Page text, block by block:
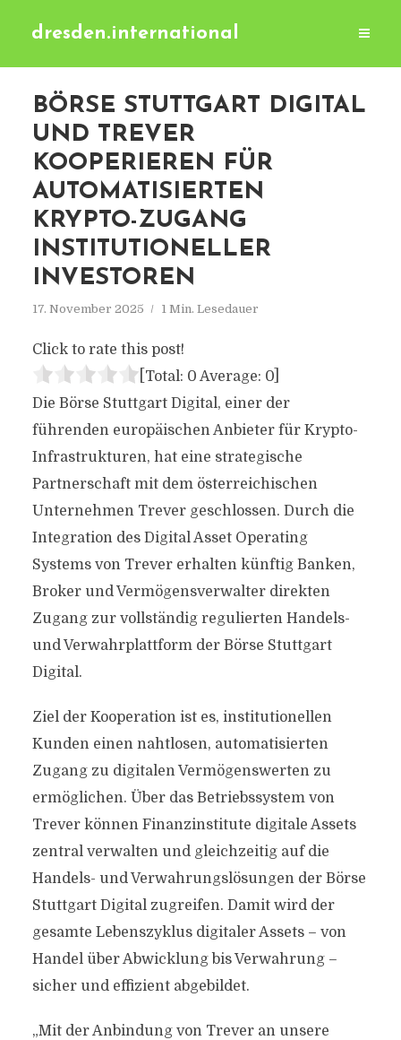
dresden.international
BÖRSE STUTTGART DIGITAL
UND TREVER
KOOPERIEREN FÜR
AUTOMATISIERTEN
KRYPTO-ZUGANG
INSTITUTIONELLER
INVESTOREN
17. November 2025 1 Min. Lesedauer
Click to rate this post!
[Total: 0 Average: 0]
Die Börse Stuttgart Digital, einer der
führenden europäischen Anbieter für Krypto-
Infrastrukturen, hat eine strategische
Partnerschaft mit dem österreichischen
Unternehmen Trever geschlossen. Durch die
Integration des Digital Asset Operating
Systems von Trever erhalten künftig Banken,
Broker und Vermögensverwalter direkten
Zugang zur vollständig regulierten Handels-
und Verwahrplattform der Börse Stuttgart
Digital.
Ziel der Kooperation ist es, institutionellen
Kunden einen nahtlosen, automatisierten
Zugang zu digitalen Vermögenswerten zu
ermöglichen. Über das Betriebssystem von
Trever können Finanzinstitute digitale Assets
zentral verwalten und gleichzeitig auf die
Handels- und Verwahrungslösungen der Börse
Stuttgart Digital zugreifen. Damit wird der
gesamte Lebenszyklus digitaler Assets – von
Handel über Abwicklung bis Verwahrung –
sicher und effizient abgebildet.
„Mit der Anbindung von Trever an unsere